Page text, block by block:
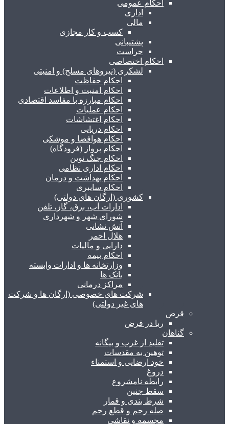
احکام عمومی
اداری
مالی
کسب و کار مجازی
پشتیبانی
حراست
احکام اختصاصی
لشکری (نیروهای مسلح) و امنیتی
احکام حفاظت
احکام امنیت و اطلاعات
احکام مبارزه با مفاسد اقتصادی
احکام عملیات
احکام اغتشاشات
احکام دریایی
احکام هوافضا و موشکی
احکام پرواز (فرودگاه)
احکام جنگ نوین
احکام اداری نظامی
احکام بهداشت و درمان
احکام سایبری
کشوری (ارگان های دولتی)
ادارات آب، برق، گاز، تلفن
شورای شهر و شهرداری
آتش نشانی
هلال احمر
دارایی و مالیات
احکام بیمه
وزارتخانه ها و ادارات وابسته
بانک ها
مراکز درمانی
شرکت های خصوصی (ارگان ها و شرکت
های غیر دولتی)
قرض
ربا در قرض
گناهان
تقلید از غرب و بیگانه
توهین به مقدسات
خود ارضایی و استمناء
دروغ
رابطه نامشروع
سقط جنین
شرط بندی و قمار
صله رحم و قطع رحم
مجسمه و نقاشی